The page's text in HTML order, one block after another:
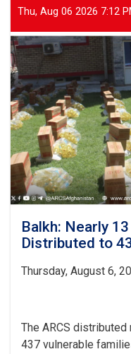
Thu, Aug 06 2026 7:12
Balkh: Nearly
Distributed to
Thursday, August 6,
The ARCS
437 vulnerable